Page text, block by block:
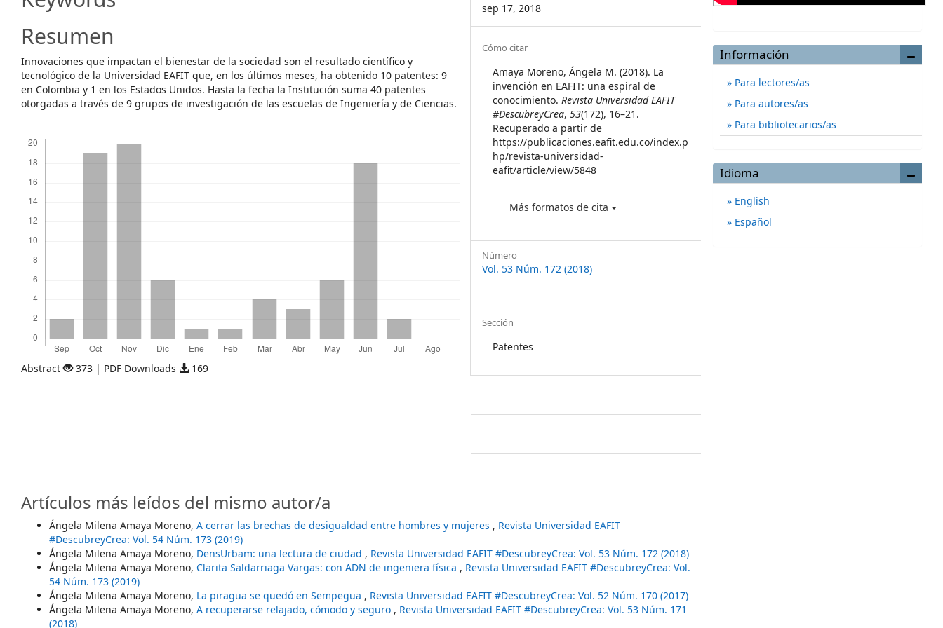
Content
Resumen
Innovaciones que impactan el bienestar de la sociedad son el resultado científico y
tecnológico de la Universidad EAFIT que, en los últimos meses, ha obtenido 10 patentes: 9
en Colombia y 1 en los Estados Unidos. Hasta la fecha la Institución suma 40 patentes
otorgadas a través de 9 grupos de investigación de las escuelas de Ingeniería y de Ciencias.
Abstract 373 | PDF Downloads 169
sep 17, 2018
Article
Details
Cómo citar
Amaya Moreno, Ángela M. (2018). La
invención en EAFIT: una espiral de
conocimiento.Revista Universidad EAFIT
#DescubreyCrea,53(172), 16–21.
Recuperado a partir de
https://publicaciones.eafit.edu.co/index.p
hp/revista-universidad-
eafit/article/view/5848
Más formatos de cita
Número
Vol. 53 Núm. 172 (2018)
Sección
Patentes
Artículos más leídos del mismo autor/a
Ángela Milena Amaya Moreno, A cerrar las brechas de desigualdad entre hombres y mujeres , Revista Universidad EAFIT
#DescubreyCrea: Vol. 54 Núm. 173 (2019)
Ángela Milena Amaya Moreno, DensUrbam: una lectura de ciudad , Revista Universidad EAFIT #DescubreyCrea: Vol. 53 Núm. 172 (2018)
Ángela Milena Amaya Moreno, Clarita Saldarriaga Vargas: con ADN de ingeniera física , Revista Universidad EAFIT #DescubreyCrea: Vol.
54 Núm. 173 (2019)
Ángela Milena Amaya Moreno, La piragua se quedó en Sempegua , Revista Universidad EAFIT #DescubreyCrea: Vol. 52 Núm. 170 (2017)
Ángela Milena Amaya Moreno, A recuperarse relajado, cómodo y seguro , Revista Universidad EAFIT #DescubreyCrea: Vol. 53 Núm. 171
(2018)
Información
Para lectores/as
Para autores/as
Para bibliotecarios/as
Idioma
English
Español